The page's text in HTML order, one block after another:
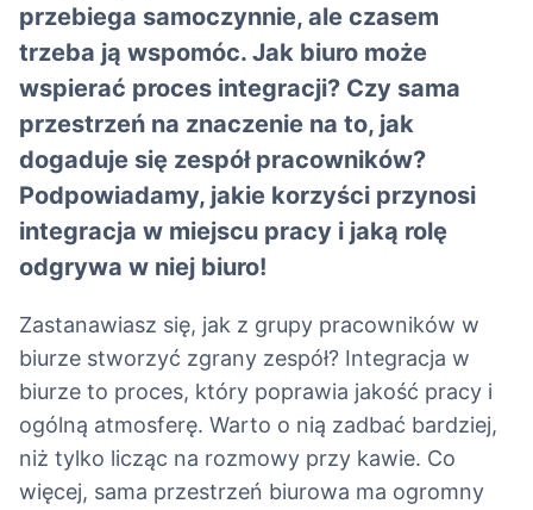
przebiega samoczynnie, ale czasem
trzeba ją wspomóc. Jak biuro może
wspierać proces integracji? Czy sama
przestrzeń na znaczenie na to, jak
dogaduje się zespół pracowników?
Podpowiadamy, jakie korzyści przynosi
integracja w miejscu pracy i jaką rolę
odgrywa w niej biuro!
Zastanawiasz się, jak z grupy pracowników w
biurze stworzyć zgrany zespół? Integracja w
biurze to proces, który poprawia jakość pracy i
ogólną atmosferę. Warto o nią zadbać bardziej,
niż tylko licząc na rozmowy przy kawie. Co
więcej, sama przestrzeń biurowa ma ogromny